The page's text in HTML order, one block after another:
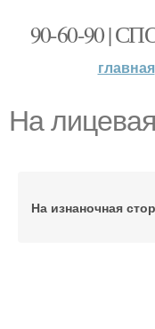
90-60-90 |
главная
На
На изнаночная